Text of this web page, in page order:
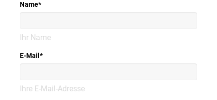
Name*
Ihr Name
E-Mail *
Ihre E-Mail-Adresse